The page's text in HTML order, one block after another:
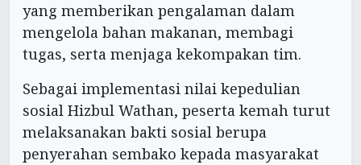
yang memberikan pengalaman dalam
mengelola bahan makanan, membagi
tugas, serta menjaga kekompakan tim.
Sebagai implementasi nilai kepedulian
sosial Hizbul Wathan, peserta kemah turut
melaksanakan bakti sosial berupa
penyerahan sembako kepada masyarakat